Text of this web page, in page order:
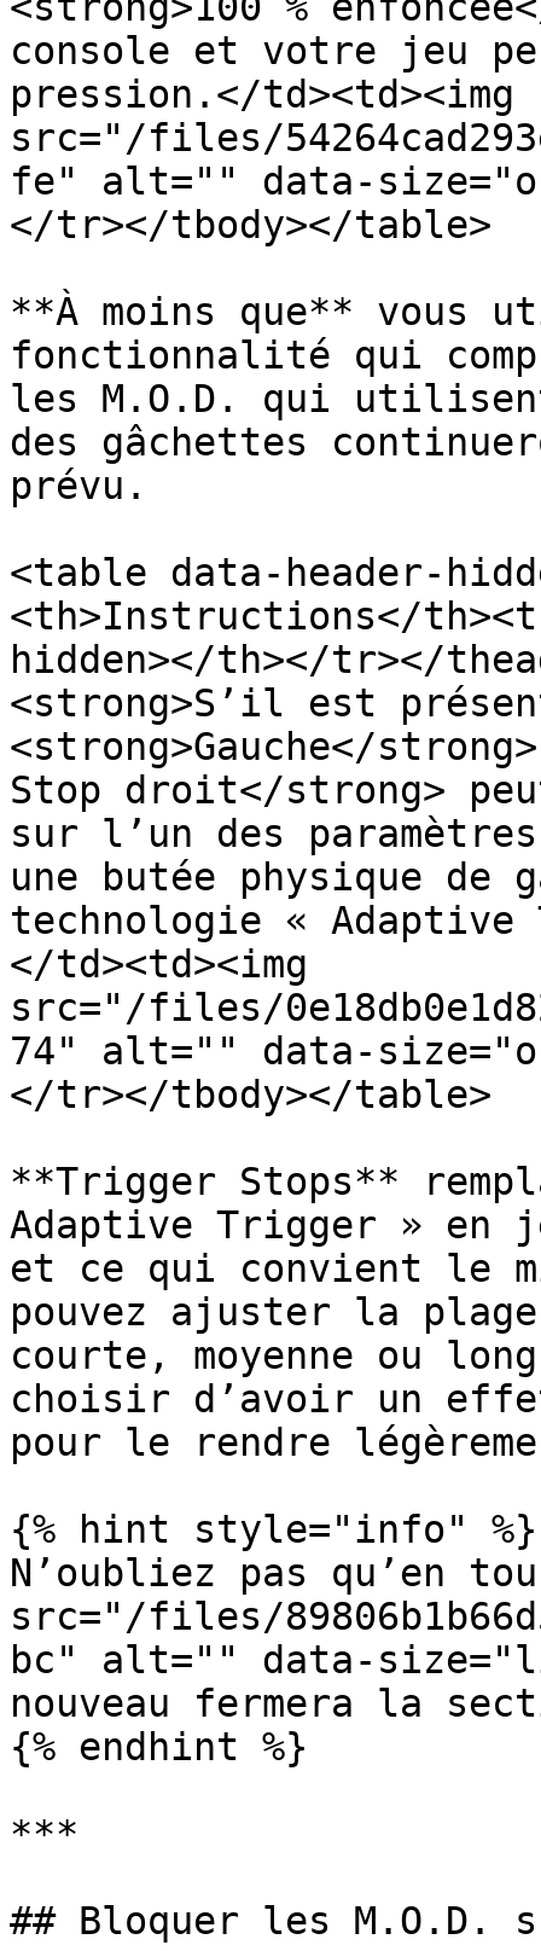
console et votre jeu
pression.</td><td><img
src="/files/
fe" alt="" data-
</tr></tbody></table>
**À moins que** vous
fonctionnalité qui
les M.O.D. qui
des gâchettes
prévu.
<table data-header-
<th>Instructions</
hidden></th></tr></
<strong>S’il est
<strong>Gauche</
Stop droit</strong>
sur l’un des
une butée physique
technologie «
</td><td><img
src="/files/
74" alt="" data-
</tr></tbody></table>
**Trigger Stops**
Adaptive Trigger » en
et ce qui convient le
pouvez ajuster la
courte, moyenne ou
choisir d’avoir un
pour le rendre
{% hint style="info" %}
N’oubliez pas qu’en
src="/files/
bc" alt="" data-
nouveau fermera la
{% endhint %}
***
## Bloquer les M.O.D.